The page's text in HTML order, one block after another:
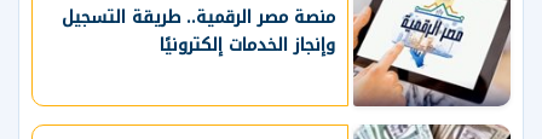
منصة مصر الرقمية.. طريقة التسجيل
وإنجاز الخدمات إلكترونيًا